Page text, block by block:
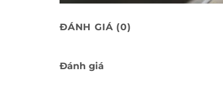
ĐÁNH GIÁ (0)
Đánh giá